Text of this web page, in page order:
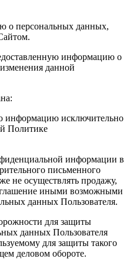
о персональных данных,
информацию о
данной
информацию исключительно
Политике
информации в
письменного
не осуществлять продажу,
иными возможными
данных Пользователя.
для защиты
данных Пользователя
для защиты такого
деловом обороте.